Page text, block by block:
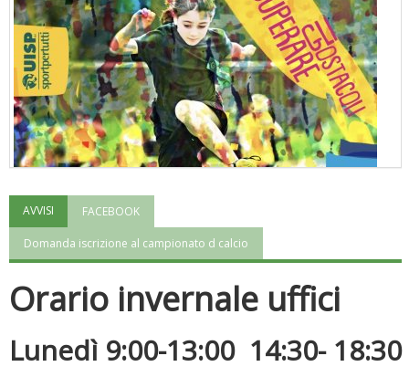
"Superare gli ostacoli": la relazione di Tiziano Pesce al CN Uisp
AVVISI FACEBOOK
Domanda iscrizione al campionato d calcio
Orario invernale uffici
Lunedì 9:00-13:00 14:30- 18:30